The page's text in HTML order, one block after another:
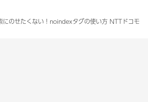
にのせたくない！noindexタグの使い方 NTTドコモ、